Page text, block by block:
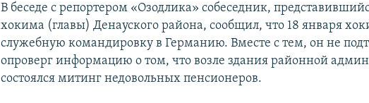
В беседе с репортером «Озодлика» собеседник,
хокима (главы) Денауского района, сообщил, что 18 января
служебную командировку в Германию. Вместе с тем, он не
опроверг информацию о том, что возле здания районной
состоялся митинг недовольных пенсионеров.